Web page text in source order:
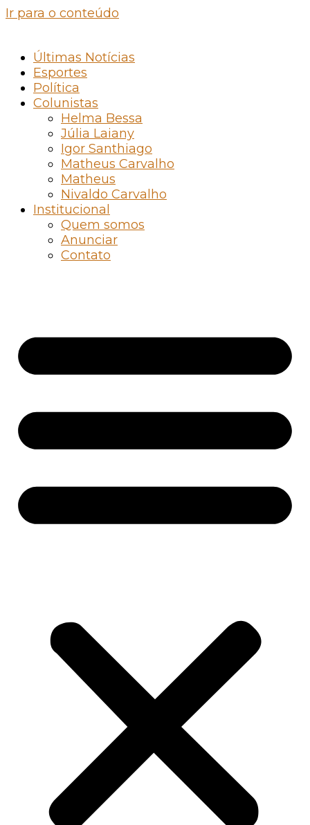
Ir para o conteúdo
Últimas Notícias
Esportes
Política
Colunistas
Helma Bessa
Júlia Laiany
Igor Santhiago
Matheus Carvalho
Matheus
Nivaldo Carvalho
Institucional
Quem somos
Anunciar
Contato